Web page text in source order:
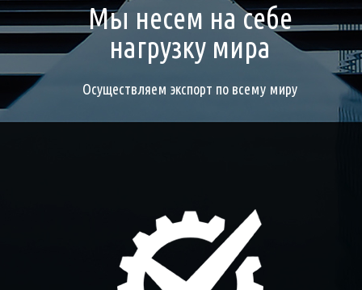
Мы несем на себе
нагрузку мира
Осуществляем экспорт по всему миру